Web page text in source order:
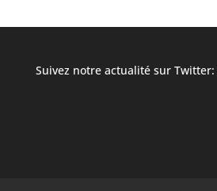
Suivez notre actualité sur Twitter: